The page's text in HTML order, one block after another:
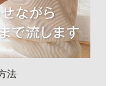
法